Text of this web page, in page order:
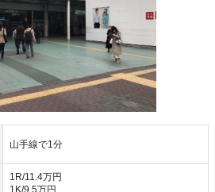
山手線で1分
1R/11.4万円
1K/9.5万円